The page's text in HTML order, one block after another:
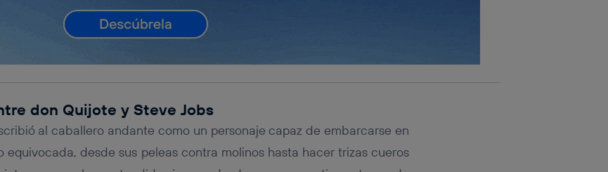
don Quijote y Steve Jobs
al caballero andante como un personaje capaz de embarcarse en
equivocada, desde sus peleas contra molinos hasta hacer trizas cueros